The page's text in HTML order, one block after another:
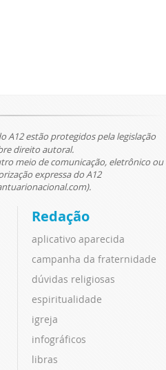
A12 estão protegidos pela legislação
direito autoral.
meio de comunicação, eletrônico ou
expressa do A12
Redação
aplicativo aparecida
campanha da fraternidade
dúvidas religiosas
espiritualidade
igreja
infográficos
libras